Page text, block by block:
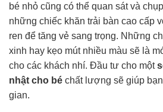
bé nhỏ cũng có thể quan sát và
những chiếc khăn trải bàn cao cấp
ren để tăng vẻ sang trọng. Những
xinh hay kẹo mút nhiều màu sẽ là
cho các khách nhí. Đầu tư cho một
nhật cho bé chất lượng sẽ giúp
gian.